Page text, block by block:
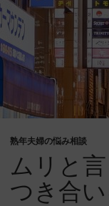
熟年夫婦の悩み相談
ムリと
つき合